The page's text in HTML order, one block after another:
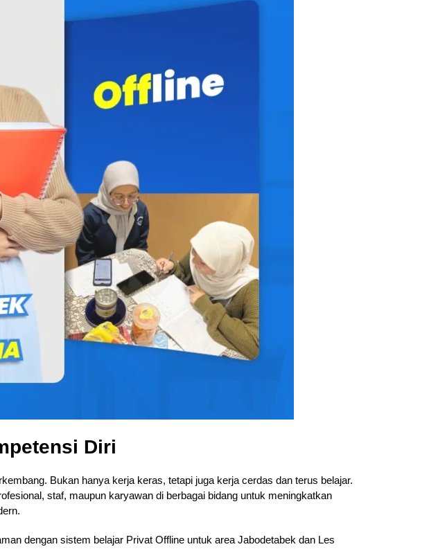
Diri
Bukan hanya kerja keras, tetapi juga kerja cerdas dan terus belajar.
staf, maupun karyawan di berbagai bidang untuk meningkatkan
dengan sistem belajar Privat Offline untuk area Jabodetabek dan Les